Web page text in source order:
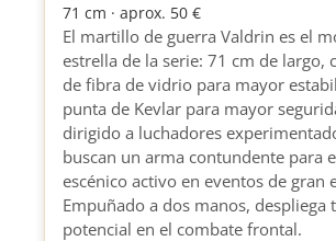
71 cm · aprox. 50 €
El martillo de guerra Valdrin es el
estrella de la serie: 71 cm de largo,
de fibra de vidrio para mayor
punta de Kevlar para mayor
dirigido a luchadores
buscan un arma contundente para
escénico activo en eventos de gran
Empuñado a dos manos, despliega
potencial en el combate frontal.